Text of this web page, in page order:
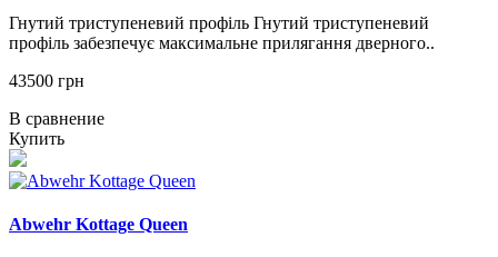
Гнутий триступеневий профіль Гнутий триступеневий
профіль забезпечує максимальне прилягання дверного..
43500 грн
В сравнение
Купить
Abwehr Kottage Queen